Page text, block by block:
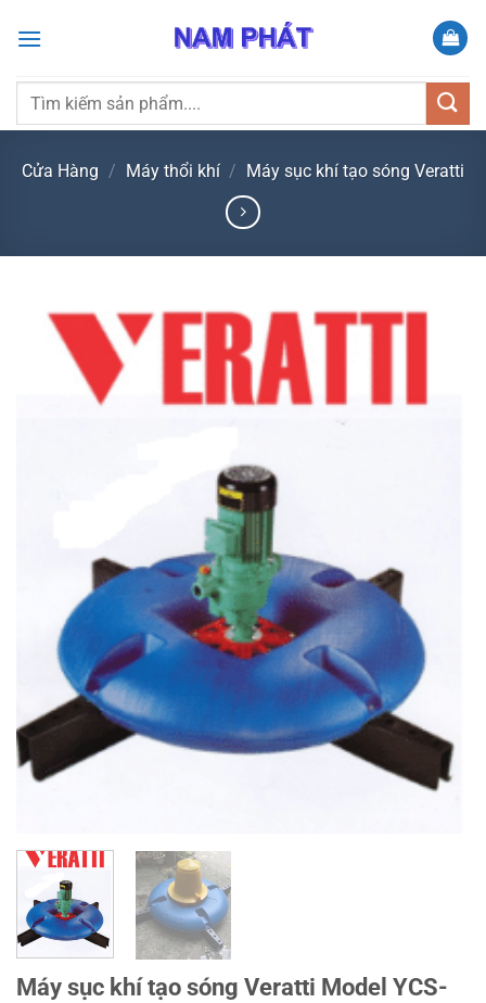
qua
dung
Tìm
Cửa Hàng / Máy thổi khí / Máy sục khí tạo sóng Veratti
Máy sục khí tạo sóng Veratti Model YCS-